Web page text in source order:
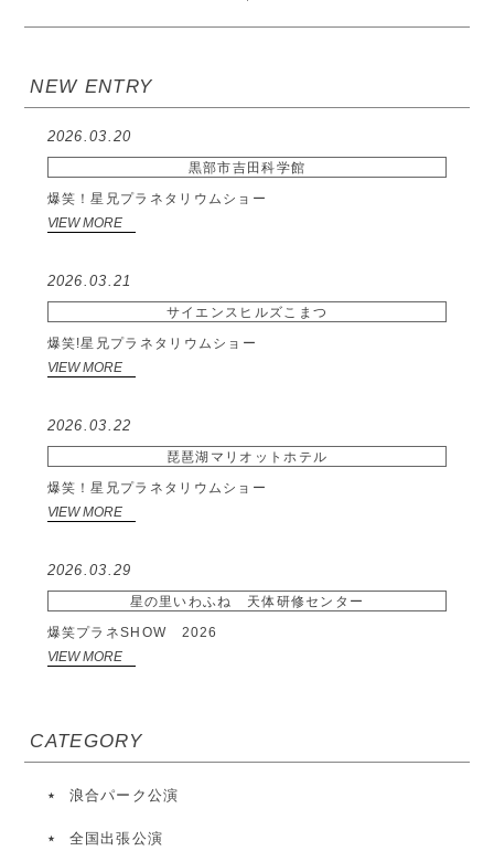
NEW ENTRY
2026.03.20
黒部市吉田科学館
爆笑！星兄プラネタリウムショー
VIEW MORE
2026.03.21
サイエンスヒルズこまつ
爆笑!星兄プラネタリウムショー
VIEW MORE
2026.03.22
琵琶湖マリオットホテル
爆笑！星兄プラネタリウムショー
VIEW MORE
2026.03.29
星の里いわふね 天体研修センター
爆笑プラネSHOW 2026
VIEW MORE
CATEGORY
浪合パーク公演
全国出張公演